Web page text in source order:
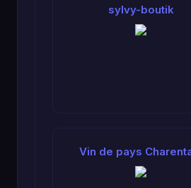
sylvy-boutik
Vin de pays